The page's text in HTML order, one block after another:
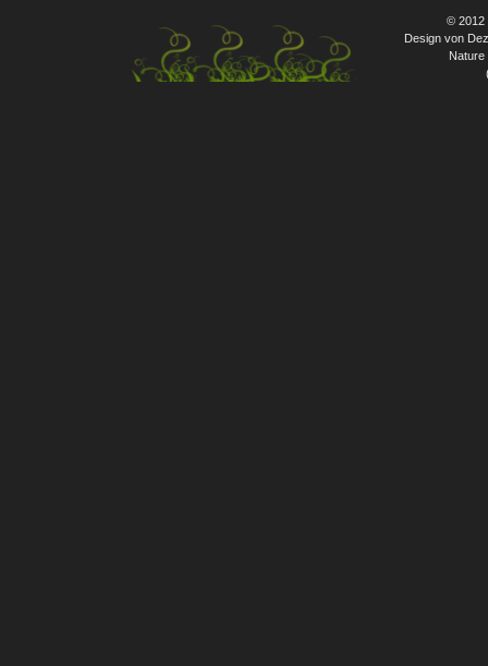
© 2012
Design von
Nature